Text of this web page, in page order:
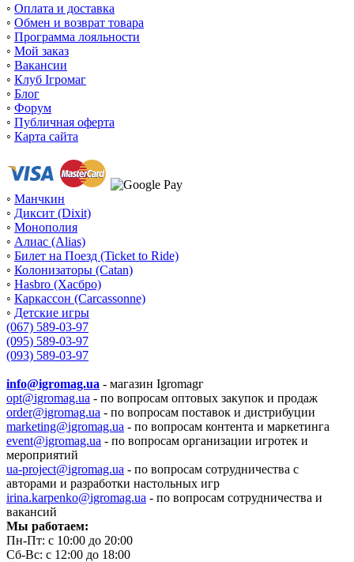
◦ Оплата и доставка
◦ Обмен и возврат товара
◦ Программа лояльности
◦ Мой заказ
◦ Вакансии
◦ Клуб Ігромаг
◦ Блог
◦ Форум
◦ Публичная оферта
◦ Карта сайта
◦ Манчкин
◦ Диксит (Dixit)
◦ Монополия
◦ Алиас (Alias)
◦ Билет на Поезд (Ticket to Ride)
◦ Колонизаторы (Catan)
◦ Hasbro (Хасбро)
◦ Каркассон (Carcassonne)
◦ Детские игры
(067) 589-03-97
(095) 589-03-97
(093) 589-03-97
info@igromag.ua - магазин Igromagг
opt@igromag.ua - по вопросам оптовых закупок и продаж
order@igromag.ua - по вопросам поставок и дистрибуции
marketing@igromag.ua - по вопросам контента и маркетинга
event@igromag.ua - по вопросам организации игротек и
мероприятий
ua-project@igromag.ua - по вопросам сотрудничества с
авторами и разработки настольных игр
irina.karpenko@igromag.ua - по вопросам сотрудничества и
вакансий
Мы работаем:
Пн-Пт: с 10:00 до 20:00
Сб-Вс: с 12:00 до 18:00